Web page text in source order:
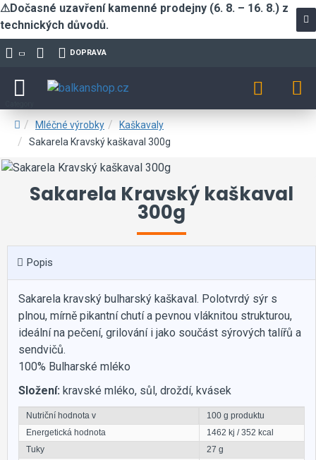
⚠Dočasné uzavření kamenné prodejny (6. 8. – 16. 8.) z
technických důvodů.
DOPRAVA
Mléčné výrobky
Kaškavaly
Sakarela Kravský kaškaval 300g
Sakarela Kravský kaškaval
300g
Popis
Sakarela kravský bulharský kaškaval. Polotvrdý sýr s
plnou, mírně pikantní chutí a pevnou vláknitou strukturou,
ideální na pečení, grilování i jako součást sýrových talířů a
sendvičů.
100% Bulharské mléko
Složení: kravské mléko, sůl, droždí, kvásek
Nutriční hodnota v
100 g produktu
Energetická hodnota
1462 kj / 352 kcal
Tuky
27 g